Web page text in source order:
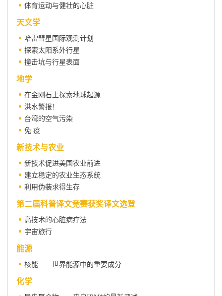
体育运动与健壮的心脏
天文学
哈雷彗星国际观测计划
探索太阳系外行星
撞击坑与行星表面
地学
在金刚石上探索地球起源
洪水警报！
台湾的空气污染
免 疫
新技术与农业
新技术促进美国农业前进
建立稳定的农业生态系统
利用伪装求得生存
第二届科普译文竞赛获奖译文选登
高技术的心脏病疗法
宇宙旅行
能源
核能——世界能源中的重要成分
化学